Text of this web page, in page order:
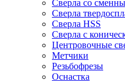
Сверла со
Сверла
Сверла HSS
Сверла с
Центровочные
Метчики
Резьбофрезы
Оснастка